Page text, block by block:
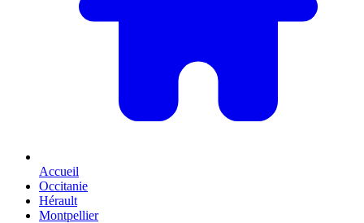
Accueil
Occitanie
Hérault
Montpellier